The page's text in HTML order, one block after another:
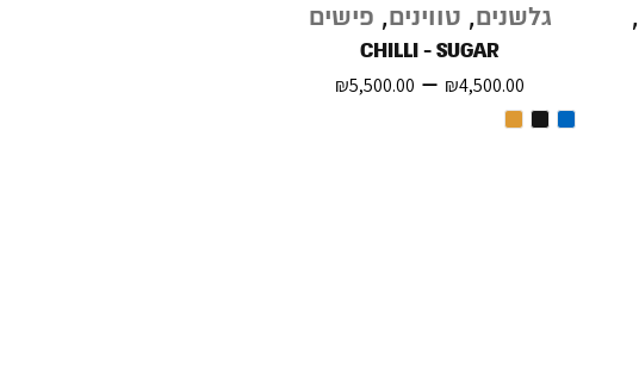
,
גלשנים, טווינים, פישים
CHILLI - SUGAR
₪4,500.00
–
₪5,500.00